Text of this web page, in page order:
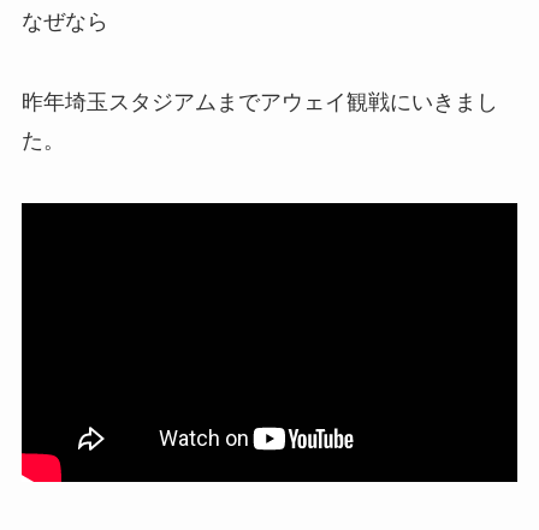
なぜなら
昨年埼玉スタジアムまでアウェイ観戦にいきまし
た。